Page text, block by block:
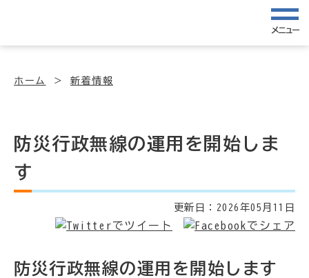
メニュー
ホーム 新着情報
防災行政無線の運用を開始しま
す
更新日： 2026年05月11日
防災行政無線の運用を開始します